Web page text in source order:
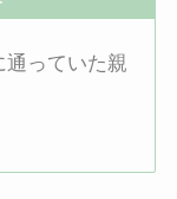
通っていた親